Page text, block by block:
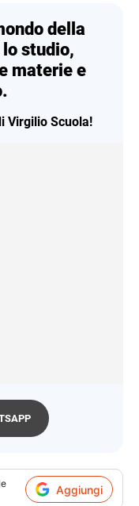
della
studio,
materie e
Virgilio Scuola!
Aggiungi